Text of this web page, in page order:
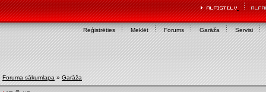
Reģistrēties Meklēt Forums Garāža Servisi
Foruma sākumlapa » Garāža